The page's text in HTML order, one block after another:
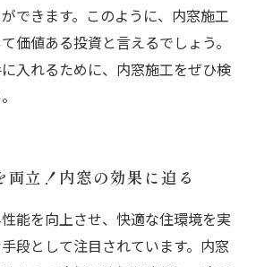
できます。このように、内窓施工
価値ある投資と言えるでしょう。
入れるために、内窓施工をぜひ検
両立！内窓の効果に迫る
能を向上させ、快適な住環境を実
段として注目されています。内窓